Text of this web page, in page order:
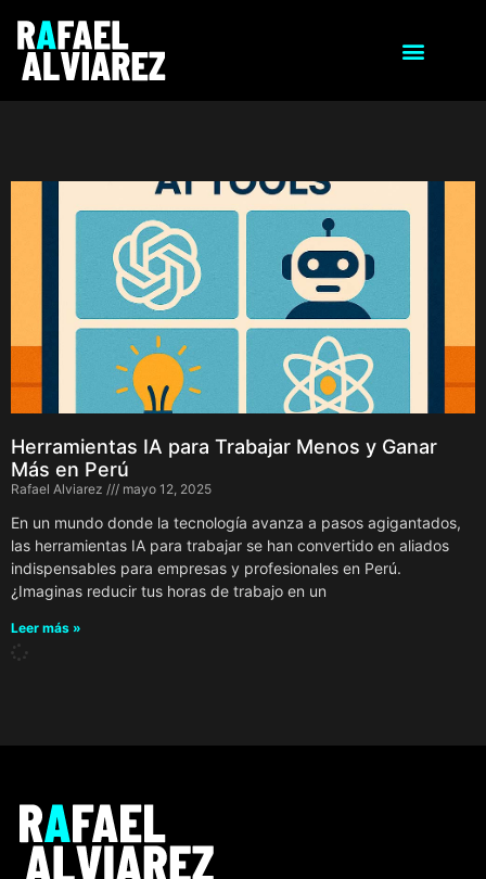
Herramientas IA para Trabajar Menos y Ganar
Más en Perú
Rafael Alviarez mayo 12, 2025
En un mundo donde la tecnología avanza a pasos agigantados,
las herramientas IA para trabajar se han convertido en aliados
indispensables para empresas y profesionales en Perú.
¿Imaginas reducir tus horas de trabajo en un
Leer más »